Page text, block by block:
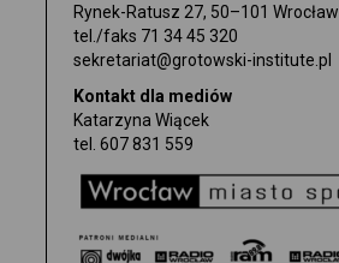
ARCHIWUM
WYDAWNICTWO
BILETY
Rynek-Ratusz 27, 50–101 Wrocław
tel./faks 71 34 45 320
sekretariat@grotowski-institute.pl
Kontakt dla mediów
Katarzyna Wiącek
tel.607 831 559